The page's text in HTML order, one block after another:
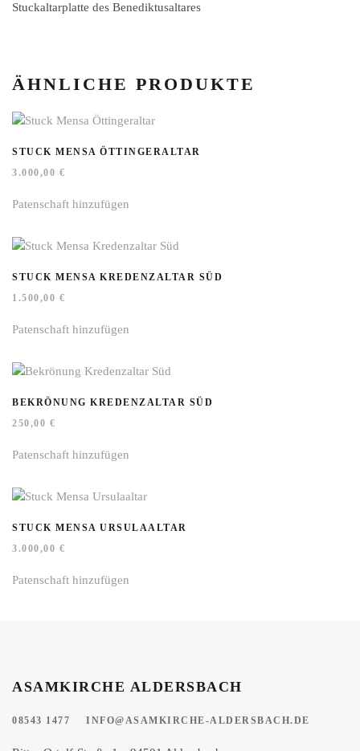
Stuckaltarplatte des Benediktusaltares
ÄHNLICHE PRODUKTE
STUCK MENSA ÖTTINGERALTAR
3.000,00 €
Patenschaft hinzufügen
STUCK MENSA KREDENZALTAR SÜD
1.500,00 €
Patenschaft hinzufügen
BEKRÖNUNG KREDENZALTAR SÜD
250,00 €
Patenschaft hinzufügen
STUCK MENSA URSULAALTAR
3.000,00 €
Patenschaft hinzufügen
ASAMKIRCHE ALDERSBACH
08543 1477 INFO@ASAMKIRCHE-ALDERSBACH.DE